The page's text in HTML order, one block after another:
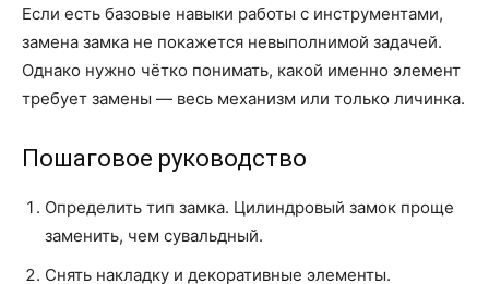
Если есть базовые навыки работы с инструментами,
замена замка не покажется невыполнимой задачей.
Однако нужно чётко понимать, какой именно элемент
требует замены — весь механизм или только личинка.
Пошаговое руководство
Определить тип замка. Цилиндровый замок проще
заменить, чем сувальдный.
Снять накладку и декоративные элементы.